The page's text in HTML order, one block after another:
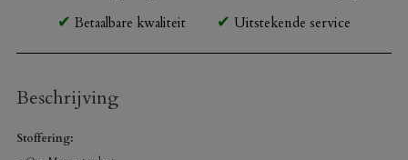
Betaalbare kwaliteit
Uitstekende service
Beschrijving
Stoffering: